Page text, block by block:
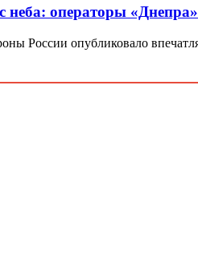
операторы
России опубликовало